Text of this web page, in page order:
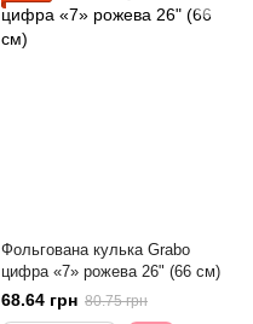
Фольгована кулька Grabo
цифра «7» рожева 26" (66 см)
68.64 грн 80.75 грн